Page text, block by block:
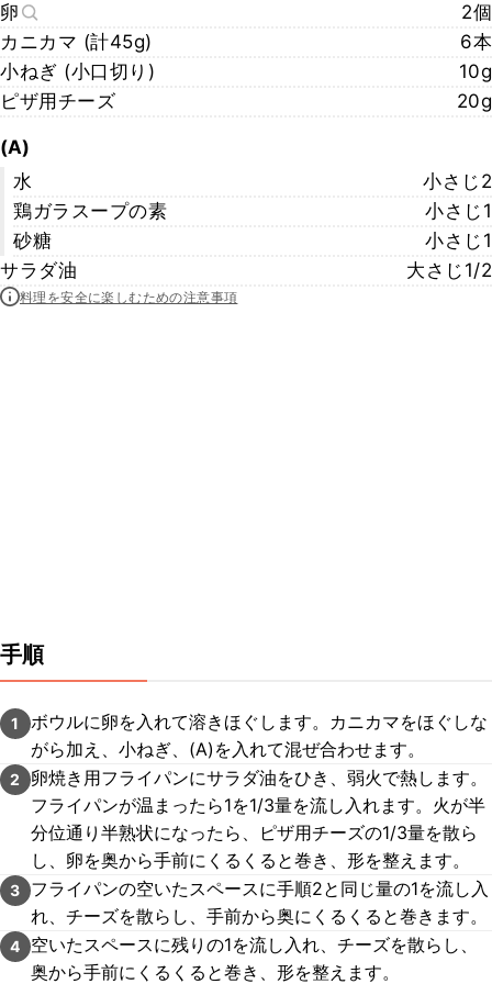
卵
2個
カニカマ (計45g)
6本
小ねぎ (小口切り)
10g
ピザ用チーズ
20g
(A)
水
小さじ2
鶏ガラスープの素
小さじ1
砂糖
小さじ1
サラダ油
大さじ1/2
料理を安全に楽しむための注意事項
手順
1
ボウルに卵を入れて溶きほぐします。カニカマをほぐしな
がら加え、小ねぎ、(A)を入れて混ぜ合わせます。
2
卵焼き用フライパンにサラダ油をひき、弱火で熱します。
フライパンが温まったら1を1/3量を流し入れます。火が半
分位通り半熟状になったら、ピザ用チーズの1/3量を散ら
し、卵を奥から手前にくるくると巻き、形を整えます。
3
フライパンの空いたスペースに手順2と同じ量の1を流し入
れ、チーズを散らし、手前から奥にくるくると巻きます。
4
空いたスペースに残りの1を流し入れ、チーズを散らし、
奥から手前にくるくると巻き、形を整えます。